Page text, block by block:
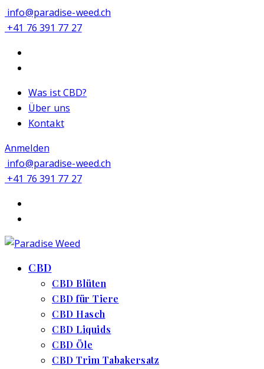
info@paradise-weed.ch
+41 76 391 77 27
Was ist CBD?
Über uns
Kontakt
Anmelden
info@paradise-weed.ch
+41 76 391 77 27
CBD
CBD Blüten
CBD für Tiere
CBD Hasch
CBD Liquids
CBD Öle
CBD Trim Tabakersatz